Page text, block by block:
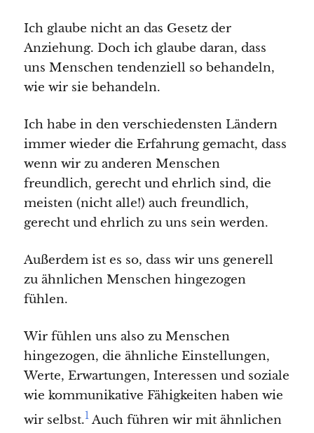
Ich glaube nicht an das Gesetz der
Anziehung. Doch ich glaube daran, dass
uns Menschen tendenziell so behandeln,
wie wir sie behandeln.
Ich habe in den verschiedensten Ländern
immer wieder die Erfahrung gemacht, dass
wenn wir zu anderen Menschen
freundlich, gerecht und ehrlich sind, die
meisten (nicht alle!) auch freundlich,
gerecht und ehrlich zu uns sein werden.
Außerdem ist es so, dass wir uns generell
zu ähnlichen Menschen hingezogen
fühlen.
Wir fühlen uns also zu Menschen
hingezogen, die ähnliche Einstellungen,
Werte, Erwartungen, Interessen und soziale
wie kommunikative Fähigkeiten haben wie
wir selbst.1Auch führen wir mit ähnlichen